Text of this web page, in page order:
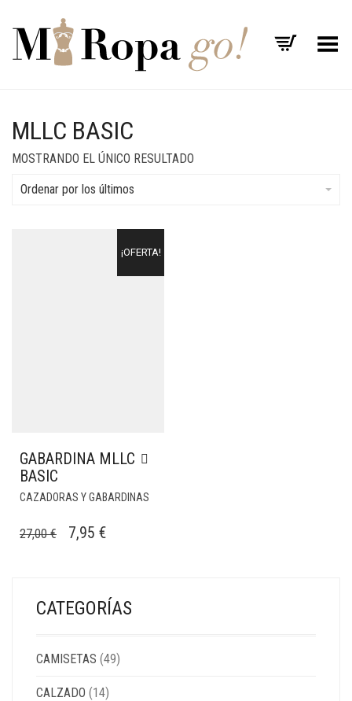
Menú
MLLC BASIC
MOSTRANDO EL ÚNICO RESULTADO
Ordenar por los últimos
¡OFERTA!
GABARDINA MLLC
BASIC
CAZADORAS Y GABARDINAS
27,00€
EL
ERA:
27,00 €.
7,95 €EL
ES:
7,95 €.
CATEGORÍAS
CAMISETAS (49)
CALZADO (14)